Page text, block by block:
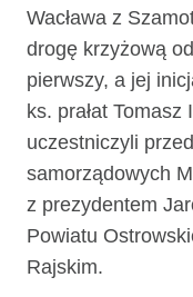
Wacława z
drogę krzyżową
pierwszy, a jej
ks. prałat
uczestniczyli
samorządowych
z prezydentem
Powiatu
Rajskim.